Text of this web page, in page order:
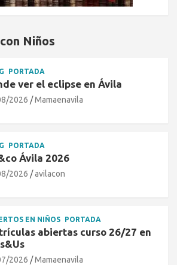
Niños
PORTADA
ver el eclipse en Ávila
2026 Mamaenavila
PORTADA
Ávila 2026
2026 avilacon
EN NIÑOS PORTADA
abiertas curso 26/27 en
2026 Mamaenavila